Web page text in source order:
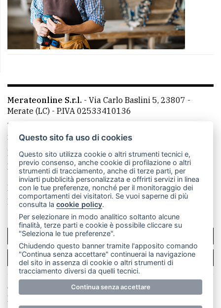
Merateonline S.r.l. - Via Carlo Baslini 5, 23807 -
Merate (LC) - P.IVA 02533410136
Telefono:
mail: redazione@merateonline.it
La redazione
CasateOnline LeccoOnline
RSS
Made by VIP
Privacy policy
Cookie policy
Rivedi le tue scelte sui cookie
SCRIVICI
PER LA TUA PUBBLICITÀ
© Copyright Merateonline S.r.l. - Tutti i diritti riservati.
E' proibita la riproduzione e pubblicazione anche
Questo sito fa uso di cookies
Questo sito utilizza cookie o altri strumenti tecnici e,
previo consenso, anche cookie di profilazione o altri
strumenti di tracciamento, anche di terze parti, per
inviarti pubblicità personalizzata e offrirti servizi in linea
con le tue preferenze, nonché per il monitoraggio dei
comportamenti dei visitatori. Se vuoi saperne di più
consulta lacookie policy.
Per selezionare in modo analitico soltanto alcune
finalità, terze parti e cookie è possibile cliccare su
"Seleziona le tue preferenze".
Chiudendo questo banner tramite l'apposito comando
"Continua senza accettare" continuerai la navigazione
del sito in assenza di cookie o altri strumenti di
tracciamento diversi da quelli tecnici.
Continua senza accettare